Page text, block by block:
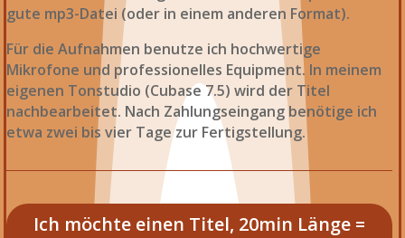
gute mp3-Datei (oder in einem anderen Format).
Für die Aufnahmen benutze ich hochwertige
Mikrofone und professionelles Equipment. In meinem
eigenen Tonstudio (Cubase 7.5) wird der Titel
nachbearbeitet. Nach Zahlungseingang benötige ich
etwa zwei bis vier Tage zur Fertigstellung.
Ich möchte einen Titel, 20min Länge =